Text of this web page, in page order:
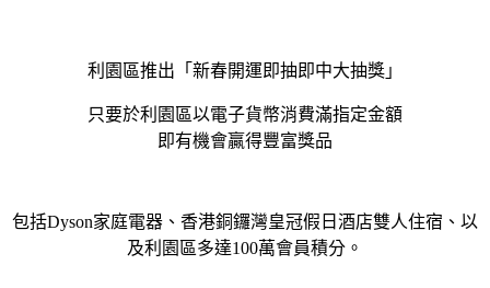
利園區推出「新春開運即抽即中大抽獎」
只要於利園區以電子貨幣消費滿指定金額
即有機會贏得豐富獎品
包括Dyson家庭電器、香港銅鑼灣皇冠假日酒店雙人住宿、以
及利園區多達100萬會員積分。